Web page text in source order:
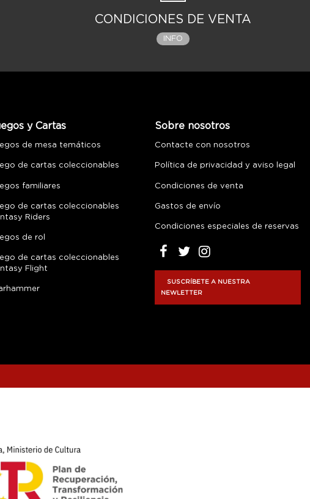
CONDICIONES DE VENTA
INFO
y Cartas
de mesa temáticos
de cartas coleccionables
familiares
de cartas coleccionables
Riders
de rol
de cartas coleccionables
Flight
Sobre nosotros
Contacte con nosotros
Política de privacidad y aviso legal
Condiciones de venta
Gastos de envío
Condiciones especiales de reservas
SUSCRÍBETE A NUESTRA
NEWLETTER